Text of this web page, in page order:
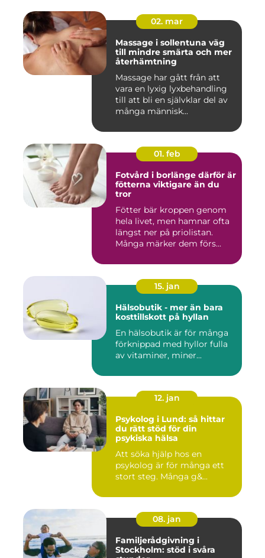
02. mar
Massage i sollentuna väg
till mindre smärta och mer
återhämtning
Massage har gått från att
vara en lyxig lyxbehandling
till att bli en självklar del av
många människ...
01. feb
Fotvård i borlänge därför är
fötterna viktigare än du
tror
Fötter bär kroppen genom
hela livet, men hamnar ofta
längst ner på priolistan.
Många märker dem förs...
15. jan
Hälsobutik - mer än bara
kosttillskott på hyllan
En hälsobutik är för många
förknippad med hyllor fulla
av vitaminer, miner...
12. jan
Psykolog i Lund: så hittar
du rätt stöd för din
psykiska hälsa
Att söka hjälp hos en
psykolog är för många ett
stort steg. Många g&...
08. jan
Familjerådgivning i
Stockholm: stöd i svåra